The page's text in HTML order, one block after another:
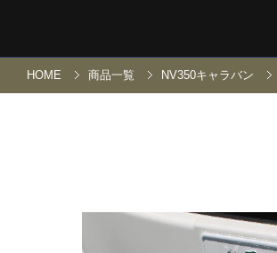
HOME 商品一覧 NV350キャラバン